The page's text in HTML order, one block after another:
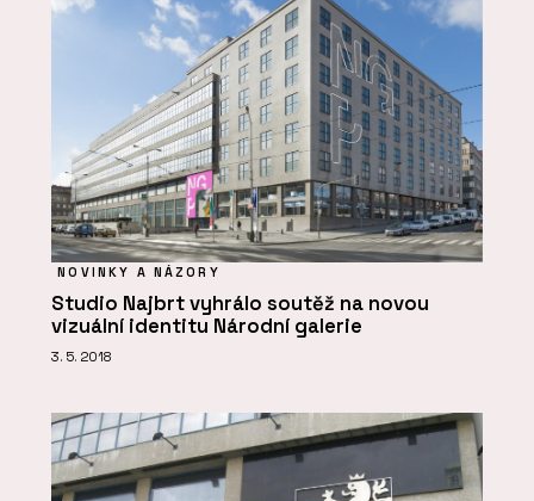
NOVINKY A NÁZORY
Studio Najbrt vyhrálo soutěž na novou
vizuální identitu Národní galerie
3. 5. 2018